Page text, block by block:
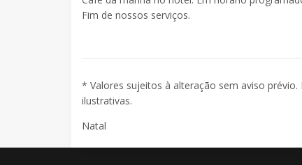
Fim de nossos serviços.
* Valores sujeitos à alteração sem aviso
ilustrativas.
Natal